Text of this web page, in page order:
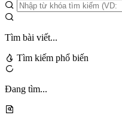
Tìm bài viết...
Tìm kiếm phổ biến
Đang tìm...